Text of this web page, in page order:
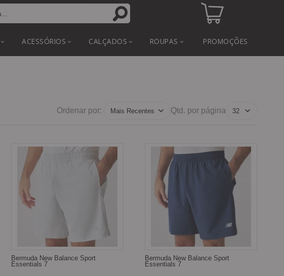
ACESSÓRIOS CALÇADOS ROUPAS PROMOÇÕES
Ordenar por: Qtd. por página
Bermuda New Balance Sport
Essentials 7
Bermuda New Balance Sport
Essentials 7